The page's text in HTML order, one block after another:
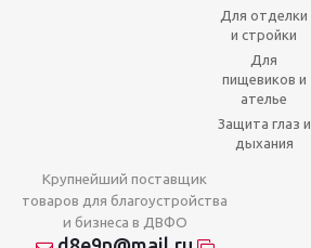
Для отделки
и стройки
Для
пищевиков и
ателье
Защита глаз и
дыхания
Крупнейший поставщик
товаров для благоустройства
и бизнеса в ДВФО